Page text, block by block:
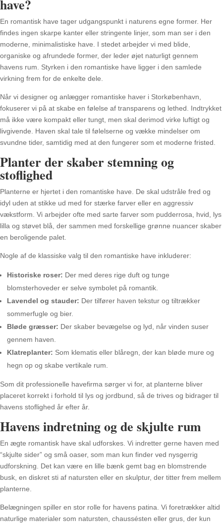
have?
En romantisk have tager udgangspunkt i naturens egne former. Her
findes ingen skarpe kanter eller stringente linjer, som man ser i den
moderne, minimalistiske have. I stedet arbejder vi med blide,
organiske og afrundede former, der leder øjet naturligt gennem
havens rum. Styrken i den romantiske have ligger i den samlede
virkning frem for de enkelte dele.
Når vi designer og anlægger romantiske haver i Storkøbenhavn,
fokuserer vi på at skabe en følelse af transparens og lethed. Indtrykket
må ikke være kompakt eller tungt, men skal derimod virke luftigt og
livgivende. Haven skal tale til følelserne og vække mindelser om
svundne tider, samtidig med at den fungerer som et moderne fristed.
Planter der skaber stemning og
stoflighed
Planterne er hjertet i den romantiske have. De skal udstråle fred og
idyl uden at stikke ud med for stærke farver eller en aggressiv
vækstform. Vi arbejder ofte med sarte farver som pudderrosa, hvid, lys
lilla og støvet blå, der sammen med forskellige grønne nuancer skaber
en beroligende palet.
Nogle af de klassiske valg til den romantiske have inkluderer:
Historiske roser: Der med deres rige duft og tunge
blomsterhoveder er selve symbolet på romantik.
Lavendel og stauder: Der tilfører haven tekstur og tiltrækker
sommerfugle og bier.
Bløde græsser: Der skaber bevægelse og lyd, når vinden suser
gennem haven.
Klatreplanter: Som klematis eller blåregn, der kan bløde mure og
hegn op og skabe vertikale rum.
Som dit professionelle havefirma sørger vi for, at planterne bliver
placeret korrekt i forhold til lys og jordbund, så de trives og bidrager til
havens stoflighed år efter år.
Havens indretning og de skjulte rum
En ægte romantisk have skal udforskes. Vi indretter gerne haven med
“skjulte sider” og små oaser, som man kun finder ved nysgerrig
udforskning. Det kan være en lille bænk gemt bag en blomstrende
busk, en diskret sti af natursten eller en skulptur, der titter frem mellem
planterne.
Belægningen spiller en stor rolle for havens patina. Vi foretrækker altid
naturlige materialer som natursten, chaussésten eller grus, der kun